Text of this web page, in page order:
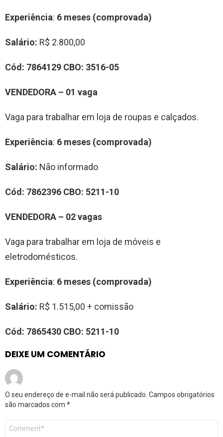
Experiência: 6 meses (comprovada)
Salário: R$ 2.800,00
Cód: 7864129 CBO: 3516-05
VENDEDORA – 01 vaga
Vaga para trabalhar em loja de roupas e calçados.
Experiência: 6 meses (comprovada)
Salário: Não informado
Cód: 7862396 CBO: 5211-10
VENDEDORA – 02 vagas
Vaga para trabalhar em loja de móveis e
eletrodomésticos.
Experiência: 6 meses (comprovada)
Salário: R$ 1.515,00 + comissão
Cód: 7865430 CBO: 5211-10
DEIXE UM COMENTÁRIO
O seu endereço de e-mail não será publicado. Campos obrigatórios
são marcados com *
Comentário